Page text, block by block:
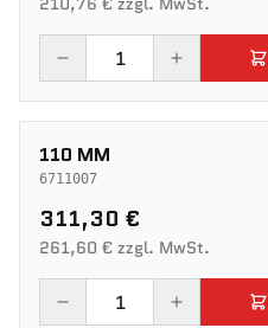
110 MM
6711007
311,30 €
261,60 € zzgl. MwSt.